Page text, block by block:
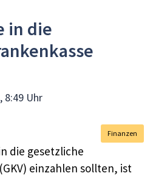
in die
8:49 Uhr
Finanzen
die gesetzliche
einzahlen sollten, ist